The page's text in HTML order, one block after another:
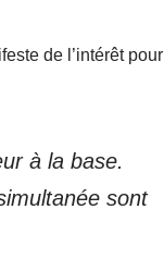
de l’intérêt pour
à la base.
sont